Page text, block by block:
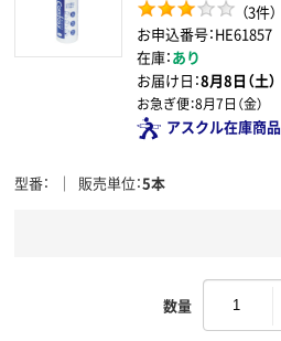
（3件）
お申込番号：HE61857
在庫：あり
お届け日：8月8日（土）
お急ぎ便：8月7日（金）
アスクル在庫商品
型番 販売単位 5本
数量